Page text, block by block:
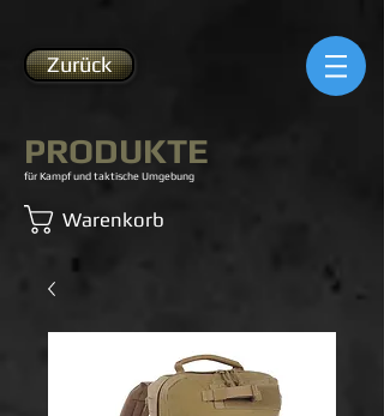
Zurück
PRODUKTE
für Kampf und taktische Umgebung
Warenkorb